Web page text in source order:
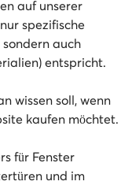
auf unserer
spezifische
sondern auch
entspricht.
wissen soll, wenn
kaufen möchtet.
für Fenster
und im